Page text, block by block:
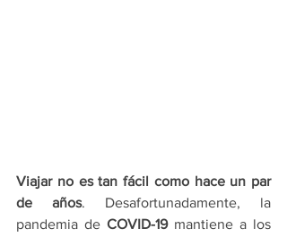
Viajar no es tan fácil como hace un par
de años. Desafortunadamente, la
pandemia de COVID-19 mantiene a los